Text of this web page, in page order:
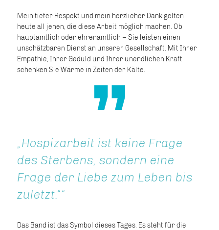
Mein tiefer Respekt und mein herzlicher Dank gelten
heute all jenen, die diese Arbeit möglich machen. Ob
hauptamtlich oder ehrenamtlich – Sie leisten einen
unschätzbaren Dienst an unserer Gesellschaft. Mit Ihrer
Empathie, Ihrer Geduld und Ihrer unendlichen Kraft
schenken Sie Wärme in Zeiten der Kälte.
Hospizarbeit ist keine Frage
des Sterbens, sondern eine
Frage der Liebe zum Leben bis
zuletzt.“
Das Band ist das Symbol dieses Tages. Es steht für die